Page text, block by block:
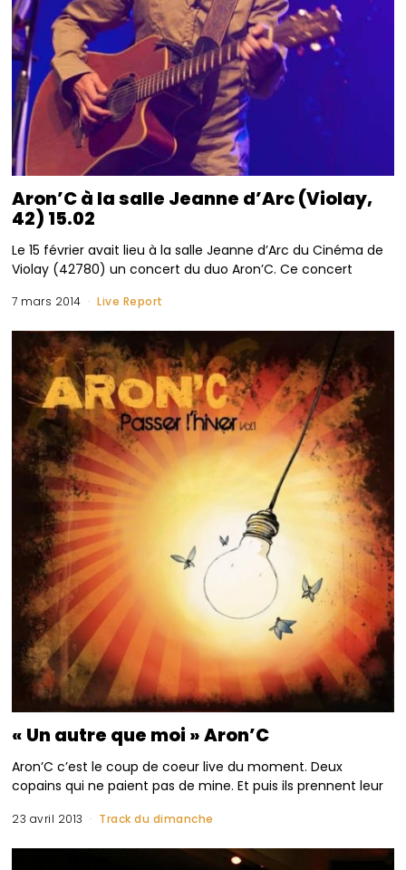
Aron’C à la salle Jeanne d’Arc (Violay,
42) 15.02
Le 15 février avait lieu à la salle Jeanne d’Arc du Cinéma de
Violay (42780) un concert du duo Aron’C. Ce concert
7 mars 2014 Live Report
« Un autre que moi » Aron’C
Aron’C c’est le coup de coeur live du moment. Deux
copains qui ne paient pas de mine. Et puis ils prennent leur
23 avril 2013 Track du dimanche